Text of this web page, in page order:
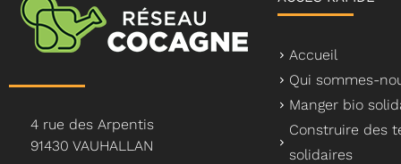
4 rue des Arpentis
91430 VAUHALLAN
Accueil
Qui sommes-
Manger bio
Construire des
solidaires